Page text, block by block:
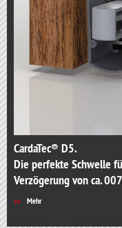
CardaTec® D5.
Die perfekte Schwelle
Verzögerung von ca.
Mehr